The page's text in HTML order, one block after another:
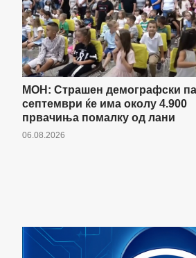
МОН: Страшен демографски
септември ќе има околу 4.900
првачиња помалку од лани
06.08.2026